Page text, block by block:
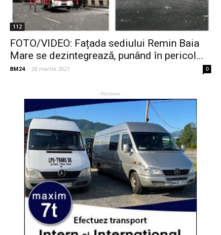
112
FOTO/VIDEO: Fațada sediului Remin Baia
Mare se dezintegrează, punând în pericol...
BM24 - 28 martie 2021 0
- Reclame -